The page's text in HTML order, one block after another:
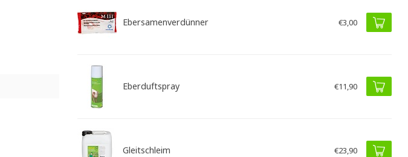
Ebersamenverdünner €3,00
Eberduftspray €11,90
Gleitschleim €23,90